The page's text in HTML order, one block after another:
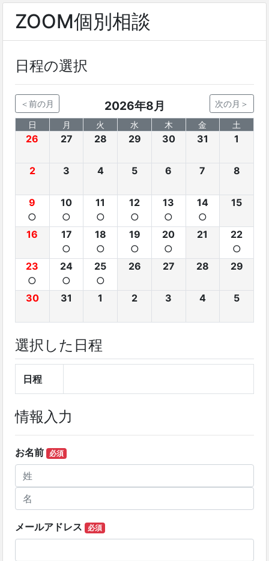
ZOOM個別相談
日程の選択
＜前の月 2026年8月 次の月＞
日 月 火 水 木 金 土
26 27 28 29 30 31 1
2 3 4 5 6 7 8
9
○
10
○
11
○
12
○
13
○
14
○
15
16
17
○
18
○
19
○
20
○
21
22
○
23
○
24
○
25
○
26 27 28 29
30 31 1 2 3 4 5
選択した日程
日程
情報入力
お名前 必須
メールアドレス 必須